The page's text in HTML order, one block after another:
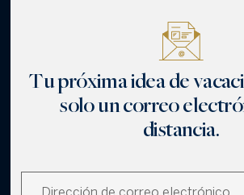
Tu próxima idea de
solo un correo
distancia.